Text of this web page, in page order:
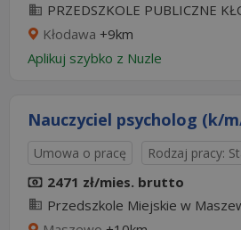
PRZEDSZKOLE PUBLICZNE
Kłodawa +9km
Aplikuj szybko z Nuzle
Nauczyciel psycholog (k/
Umowa o pracę Rodzaj pracy:
2471 zł/mies. brutto
Przedszkole Miejskie w